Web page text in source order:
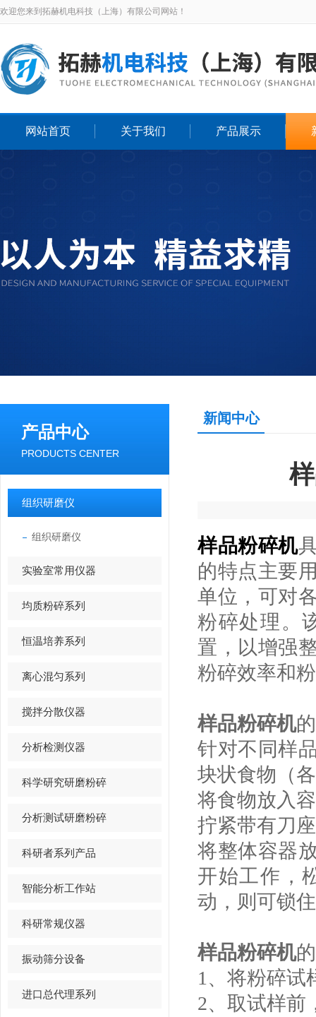
欢迎您来到拓赫机电科技（上海）有限公司网站！
网站首页 关于我们 产品展示
产品中心
PRODUCTS CENTER
组织研磨仪
组织研磨仪
实验室常用仪器
均质粉碎系列
恒温培养系列
离心混匀系列
搅拌分散仪器
分析检测仪器
科学研究研磨粉碎
分析测试研磨粉碎
科研者系列产品
智能分析工作站
科研常规仪器
振动筛分设备
进口总代理系列
新闻中心
样品粉碎机
的特点主要
单位，可对
粉碎处理。
置，以增强
粉碎效率和
样品粉碎机
针对不同样
块状食物（
将食物放入
拧紧带有刀
将整体容器
开始工作，
动，则可锁
样品粉碎机
1、将粉碎试
2、取试样前